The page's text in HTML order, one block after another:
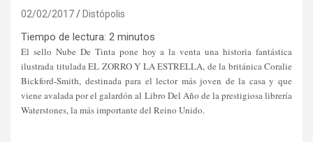
02/02/2017 Distópolis
Tiempo de lectura: 2 minutos
El sello Nube De Tinta pone hoy a la venta una historia fantástica
ilustrada titulada EL ZORRO Y LA ESTRELLA, de la británica Coralie
Bickford-Smith, destinada para el lector más joven de la casa y que
viene avalada por el galardón al Libro Del Año de la prestigiosa librería
Waterstones, la más importante del Reino Unido.